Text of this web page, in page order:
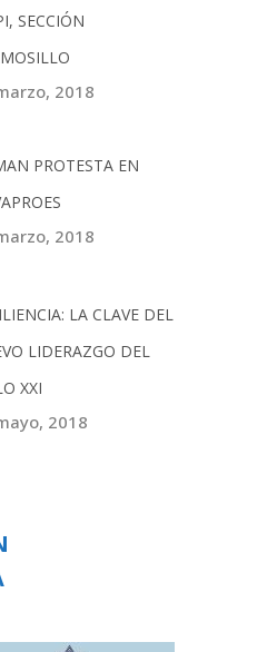
SECCIÓN
2018
PROTESTA EN
2018
LA CLAVE DEL
LIDERAZGO DEL
XXI
2018